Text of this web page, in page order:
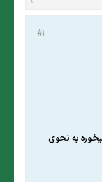
#1
کسانی که دستشون به موس کامپیوتر میخوره به نحوی